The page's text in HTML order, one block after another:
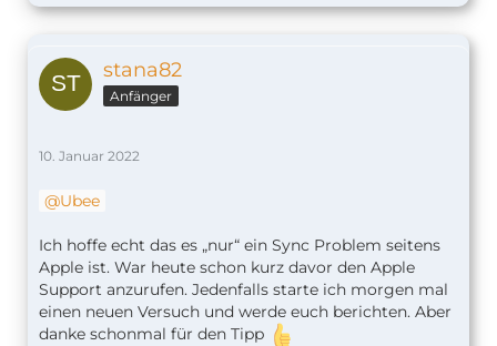
stana82
Anfänger
10. Januar 2022
Ubee
Ich hoffe echt das es „nur“ ein Sync Problem seitens
Apple ist. War heute schon kurz davor den Apple
Support anzurufen. Jedenfalls starte ich morgen mal
einen neuen Versuch und werde euch berichten. Aber
danke schonmal für den Tipp